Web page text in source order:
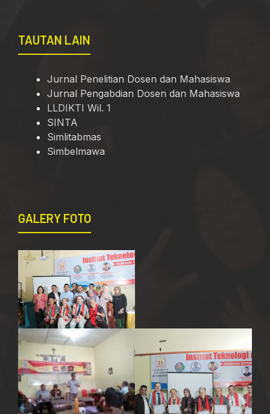
TAUTAN LAIN
Jurnal Penelitian Dosen dan Mahasiswa
Jurnal Pengabdian Dosen dan Mahasiswa
LLDIKTI Wil. 1
SINTA
Simlitabmas
Simbelmawa
GALERY FOTO